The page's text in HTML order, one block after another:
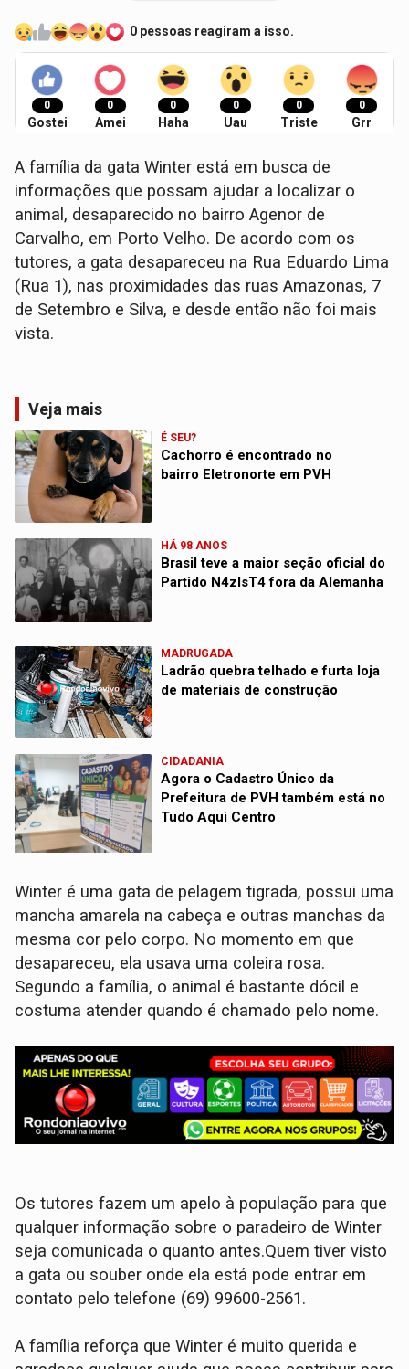
0 pessoas reagiram a isso.
0
Gostei
0
Amei
0
Haha
0
Uau
0
Triste
0
Grr
A família da gata Winter está em busca de
informações que possam ajudar a localizar o
animal, desaparecido no bairro Agenor de
Carvalho, em Porto Velho. De acordo com os
tutores, a gata desapareceu na Rua Eduardo Lima
(Rua 1), nas proximidades das ruas Amazonas, 7
de Setembro e Silva, e desde então não foi mais
vista.
Veja mais
É SEU?
Cachorro é encontrado no
bairro Eletronorte em PVH
HÁ 98 ANOS
Brasil teve a maior seção oficial do
Partido N4zIsT4 fora da Alemanha
MADRUGADA
Ladrão quebra telhado e furta loja
de materiais de construção
CIDADANIA
Agora o Cadastro Único da
Prefeitura de PVH também está no
Tudo Aqui Centro
Winter é uma gata de pelagem tigrada, possui uma
mancha amarela na cabeça e outras manchas da
mesma cor pelo corpo. No momento em que
desapareceu, ela usava uma coleira rosa.
Segundo a família, o animal é bastante dócil e
costuma atender quando é chamado pelo nome.
Os tutores fazem um apelo à população para que
qualquer informação sobre o paradeiro de Winter
seja comunicada o quanto antes.Quem tiver visto
a gata ou souber onde ela está pode entrar em
contato pelo telefone (69) 99600-2561.
A família reforça que Winter é muito querida e